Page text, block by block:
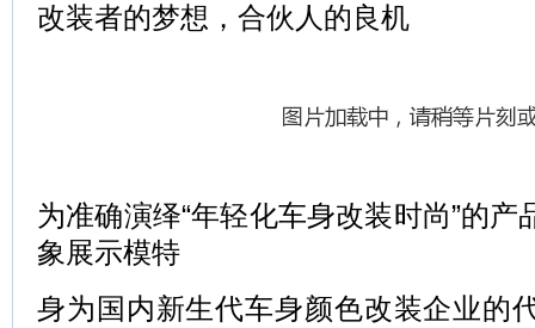
改装者的梦想，合伙人的良机
为准确演绎“年轻化车身改装时尚”的
象展示模特
身为国内新生代车身颜色改装企业的